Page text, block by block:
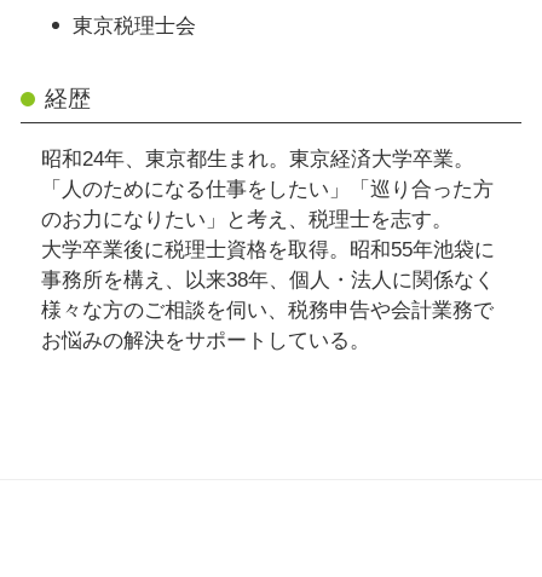
東京税理士会
経歴
昭和24年、東京都生まれ。東京経済大学卒業。
「人のためになる仕事をしたい」「巡り合った方
のお力になりたい」と考え、税理士を志す。
大学卒業後に税理士資格を取得。昭和55年池袋に
事務所を構え、以来38年、個人・法人に関係なく
様々な方のご相談を伺い、税務申告や会計業務で
お悩みの解決をサポートしている。